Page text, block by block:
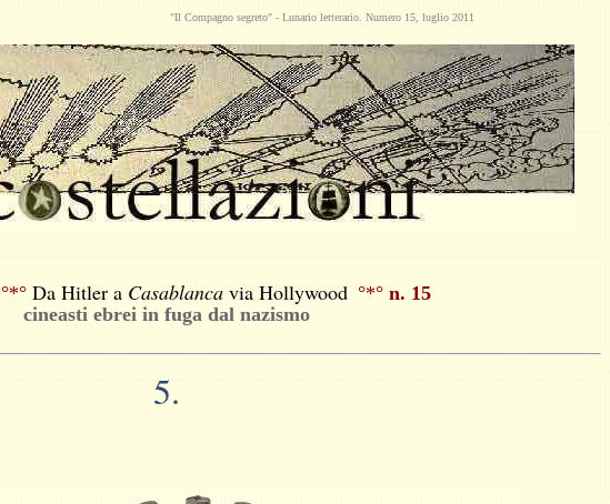
"Il Compagno segreto" - Lunario letterario. Numero 15, luglio 2011
°*° Da Hitler a Casablanca via Hollywood °*°n. 15
cineasti ebrei in fuga dal nazismo
5.